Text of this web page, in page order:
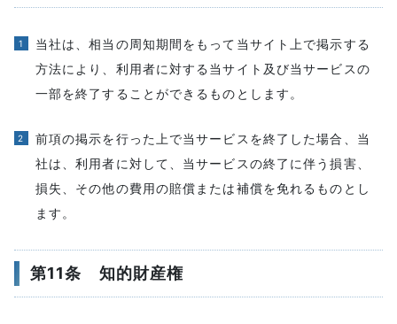
当社は、相当の周知期間をもって当サイト上で掲示する
方法により、利用者に対する当サイト及び当サービスの
一部を終了することができるものとします。
前項の掲示を行った上で当サービスを終了した場合、当
社は、利用者に対して、当サービスの終了に伴う損害、
損失、その他の費用の賠償または補償を免れるものとし
ます。
第11条 知的財産権